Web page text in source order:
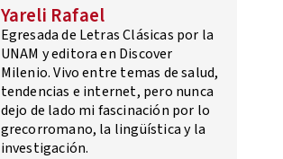
Yareli Rafael
Egresada de Letras Clásicas por la
UNAM y editora en Discover
Milenio. Vivo entre temas de salud,
tendencias e internet, pero nunca
dejo de lado mi fascinación por lo
grecorromano, la lingüística y la
investigación.